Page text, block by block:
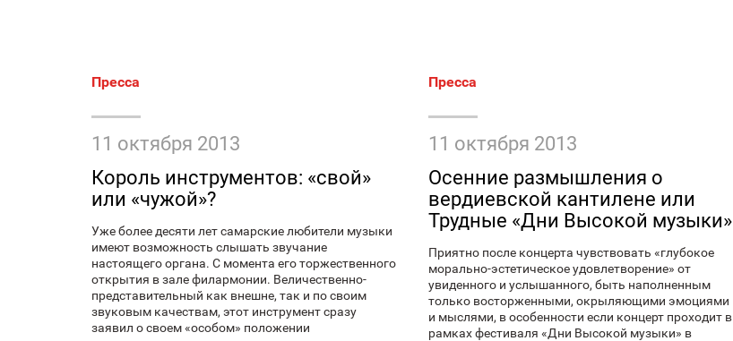
Пресса
11 октября 2013
Король инструментов: «свой»
или «чужой»?
Уже более десяти лет самарские любители музыки
имеют возможность слышать звучание
настоящего органа. С момента его торжественного
открытия в зале филармонии. Величественно-
представительный как внешне, так и по своим
звуковым качествам, этот инструмент сразу
заявил о своем «особом» положении
Пресса
11 октября 2013
Осенние размышления о
вердиевской кантилене или
Трудные «Дни Высокой музыки»
Приятно после концерта чувствовать «глубокое
морально-эстетическое удовлетворение» от
увиденного и услышанного, быть наполненным
только восторженными, окрыляющими эмоциями
и мыслями, в особенности если концерт проходит в
рамках фестиваля «Дни Высокой музыки» в